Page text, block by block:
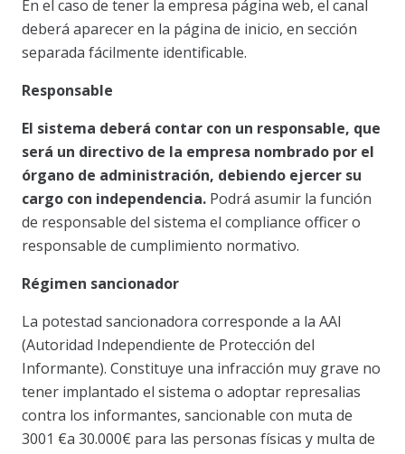
En el caso de tener la empresa página web, el canal
deberá aparecer en la página de inicio, en sección
separada fácilmente identificable.
Responsable
El sistema deberá contar con un responsable, que
será un directivo de la empresa nombrado por el
órgano de administración, debiendo ejercer su
cargo con independencia. Podrá asumir la función
de responsable del sistema el compliance officer o
responsable de cumplimiento normativo.
Régimen sancionador
La potestad sancionadora corresponde a la AAI
(Autoridad Independiente de Protección del
Informante). Constituye una infracción muy grave no
tener implantado el sistema o adoptar represalias
contra los informantes, sancionable con muta de
3001 €a 30.000€ para las personas físicas y multa de